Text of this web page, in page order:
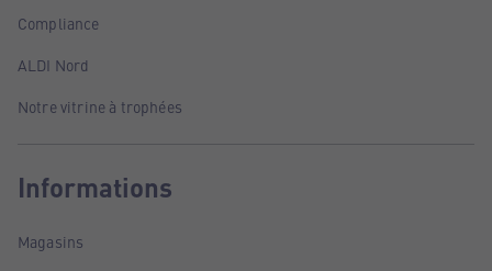
Compliance
ALDI Nord
Notre vitrine à trophées
Informations
Magasins